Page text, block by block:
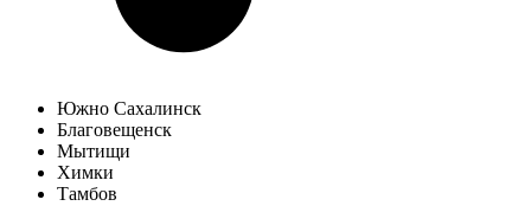
Южно Сахалинск
Благовещенск
Мытищи
Химки
Тамбов